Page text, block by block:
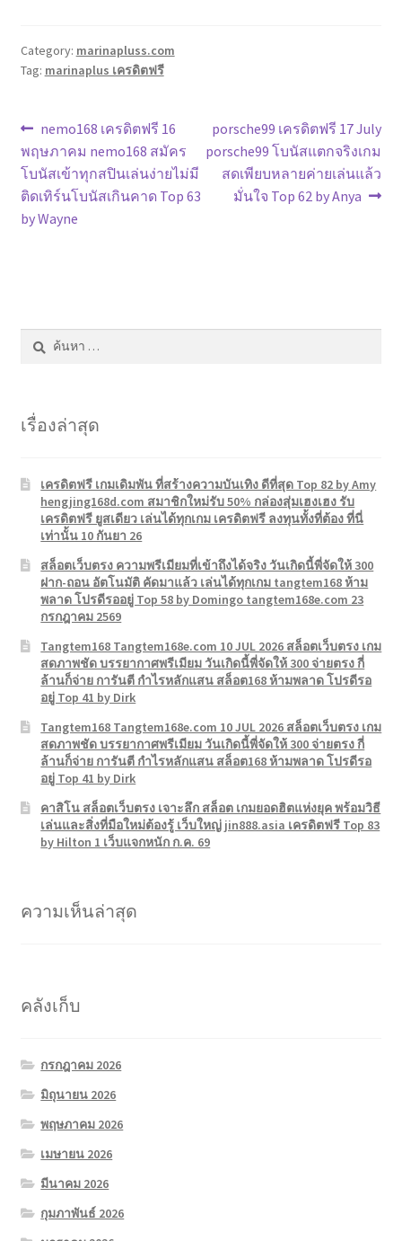
Category: marinapluss.com
Tag: marinaplus เครดิตฟรี
แนะแนว
เรื่อง
Previous
post:
nemo168 เครดิตฟรี 16
พฤษภาคม nemo168 สมัคร
โบนัสเข้าทุกสปินเล่นง่ายไม่มี
ติดเทิร์นโบนัสเกินคาด Top 63
by Wayne
Next
post:
porsche99 เครดิตฟรี 17 July
porsche99 โบนัสแตกจริงเกม
สดเพียบหลายค่ายเล่นแล้ว
มั่นใจ Top 62 by Anya
ค้นหา
สำหรับ:
เรื่องล่าสุด
เครดิตฟรี เกมเดิมพัน ที่สร้างความบันเทิง ดีที่สุด Top 82 by Amy
hengjing168d.com สมาชิกใหม่รับ 50% กล่องสุ่มเฮงเฮง รับ
เครดิตฟรี ยูสเดียว เล่นได้ทุกเกม เครดิตฟรี ลงทุนทั้งที่ต้อง ที่นี่
เท่านั้น 10 กันยา 26
สล็อตเว็บตรง ความพรีเมียมที่เข้าถึงได้จริง วันเกิดนี้พี่จัดให้ 300
ฝาก-ถอน อัตโนมัติ คัดมาแล้ว เล่นได้ทุกเกม tangtem168 ห้าม
พลาด โปรดีรออยู่ Top 58 by Domingo tangtem168e.com 23
กรกฎาคม 2569
Tangtem168 Tangtem168e.com 10 JUL 2026 สล็อตเว็บตรง เกม
สดภาพชัด บรรยากาศพรีเมียม วันเกิดนี้พี่จัดให้ 300 จ่ายตรง กี่
ล้านก็จ่าย การันตี กำไรหลักแสน สล็อต168 ห้ามพลาด โปรดีรอ
อยู่ Top 41 by Dirk
Tangtem168 Tangtem168e.com 10 JUL 2026 สล็อตเว็บตรง เกม
สดภาพชัด บรรยากาศพรีเมียม วันเกิดนี้พี่จัดให้ 300 จ่ายตรง กี่
ล้านก็จ่าย การันตี กำไรหลักแสน สล็อต168 ห้ามพลาด โปรดีรอ
อยู่ Top 41 by Dirk
คาสิโน สล็อตเว็บตรง เจาะลึก สล็อต เกมยอดฮิตแห่งยุค พร้อมวิธี
เล่นและสิ่งที่มือใหม่ต้องรู้ เว็บใหญ่ jin888.asia เครดิตฟรี Top 83
by Hilton 1 เว็บแจกหนัก ก.ค. 69
ความเห็นล่าสุด
คลังเก็บ
กรกฎาคม 2026
มิถุนายน 2026
พฤษภาคม 2026
เมษายน 2026
มีนาคม 2026
กุมภาพันธ์ 2026